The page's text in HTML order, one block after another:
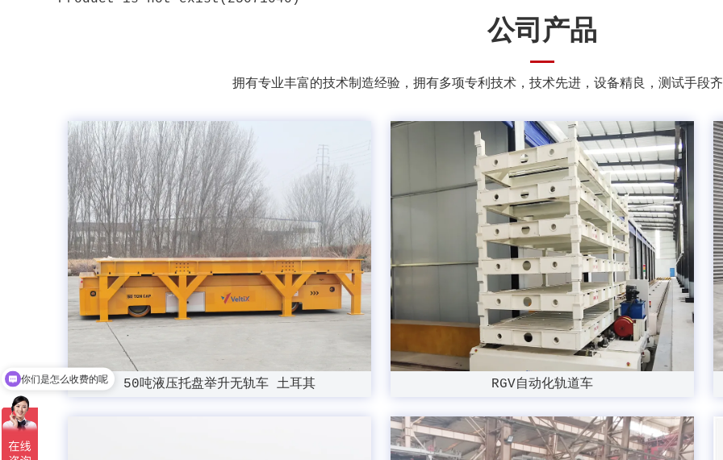
公司产品
拥有专业丰富的技术制造经验，拥有多项专利技术，技术先进，设备精良，测试手段
50吨液压托盘举升无轨车 土耳其 RGV自动化轨道车
现在有优惠活动吗